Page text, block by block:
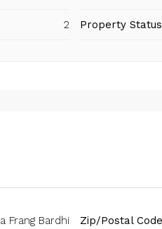
2 Property
Frang Bardhi Zip/Postal Code